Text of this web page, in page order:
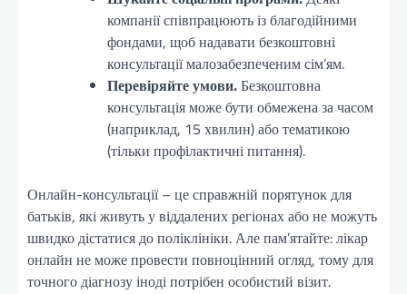
компанії співпрацюють із благодійними
фондами, щоб надавати безкоштовні
консультації малозабезпеченим сім’ям.
Перевіряйте умови.Безкоштовна
консультація може бути обмежена за часом
(наприклад, 15 хвилин) або тематикою
(тільки профілактичні питання).
Онлайн-консультації – це справжній порятунок для
батьків, які живуть у віддалених регіонах або не можуть
швидко дістатися до поліклініки. Але пам’ятайте: лікар
онлайн не може провести повноцінний огляд, тому для
точного діагнозу іноді потрібен особистий візит.